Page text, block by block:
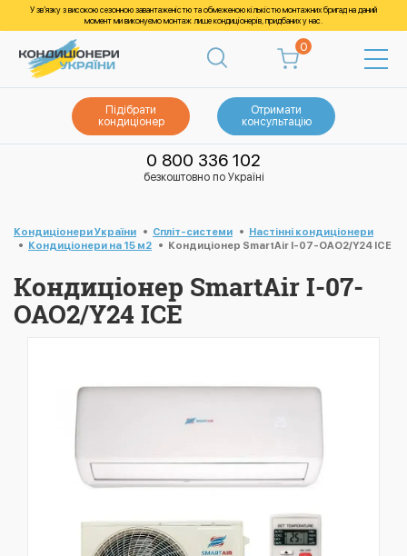
У зв’язку з високою сезонною завантаженістю та обмеженою кількістю монтажних бригад на даний
момент ми виконуємо монтаж лише кондиціонерів, придбаних у нас.
0
Підібрати
кондиціонер
Отримати
консультацію
0 800 336 102
безкоштовно по Україні
Кондиціонери України Спліт-системи
Настінні кондиціонери
Кондиціонери на 15 м2
Кондиціонер SmartAir I-07-OAO2/Y24 ICE
Кондиціонер SmartAir I-07-
OAO2/Y24 ICE